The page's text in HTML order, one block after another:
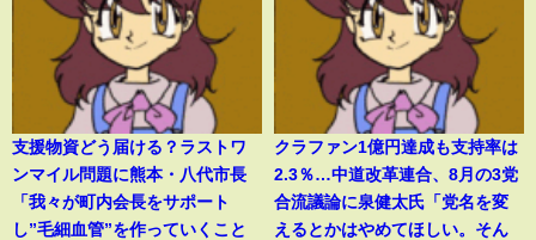
支援物資どう届ける？ラストワ
ンマイル問題に熊本・八代市長
「我々が町内会長をサポート
し”毛細血管”を作っていくこと
クラファン1億円達成も支持率は
2.3％…中道改革連合、8月の3党
合流議論に泉健太氏「党名を変
えるとかはやめてほしい。そん